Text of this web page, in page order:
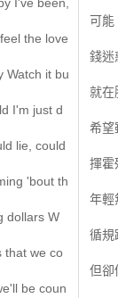
the love
Watch it bu
I'm just d
lie, could
'bout th
dollars W
that we co
be coun
可能
錢迷
就在
希望
揮霍
年輕
循規
但卻